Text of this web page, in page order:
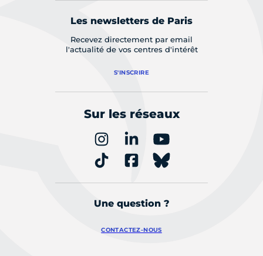
Les newsletters de Paris
Recevez directement par email
l'actualité de vos centres d'intérêt
S'INSCRIRE
Sur les réseaux
Une question ?
CONTACTEZ-NOUS